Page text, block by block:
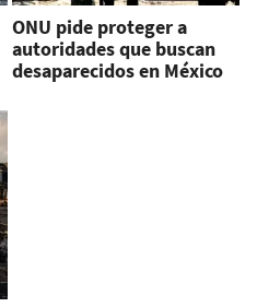
ONU pide proteger a
autoridades que buscan
desaparecidos en México